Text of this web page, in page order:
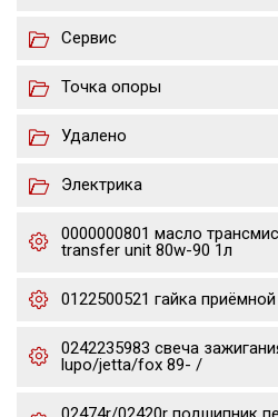
Сервис
Точка опоры
Удалено
Электрика
0000000801 масло
transfer unit 80w-90 1л
0122500521 гайка
0242235983 свеча
lupo/jetta/fox 89- /